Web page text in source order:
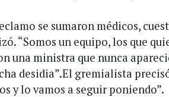
se sumaron médicos,
“Somos un equipo, los que
una ministra que nunca
desidia”.El gremialista
y lo vamos a seguir poniendo”.